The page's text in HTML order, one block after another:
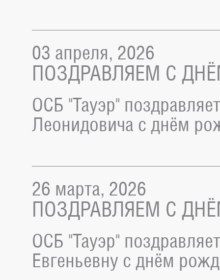
03 апреля, 2026
ПОЗДРАВЛЯЕМ С
ОСБ "Тауэр"
Леонидовича с днём
26 марта, 2026
ПОЗДРАВЛЯЕМ С
ОСБ "Тауэр"
Евгеньевну с днём